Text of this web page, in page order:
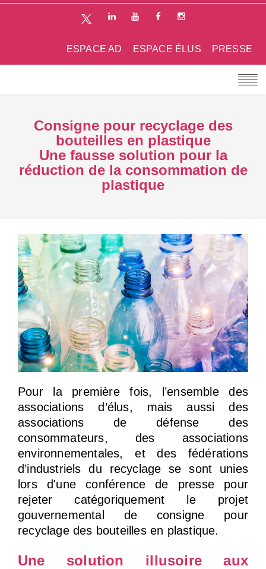
PRESSE
ESPACE ÉLUS
ESPACE AD
Consigne pour recyclage des
bouteilles en plastique
Une fausse solution pour la
réduction de la consommation de
plastique
Pour la première fois, l’ensemble des
associations d’élus, mais aussi des
associations de défense des
consommateurs, des associations
environnementales, et des fédérations
d’industriels du recyclage se sont unies
lors d'une conférence de presse pour
rejeter catégoriquement le projet
gouvernemental de consigne pour
recyclage des bouteilles en plastique.
Une solution illusoire aux